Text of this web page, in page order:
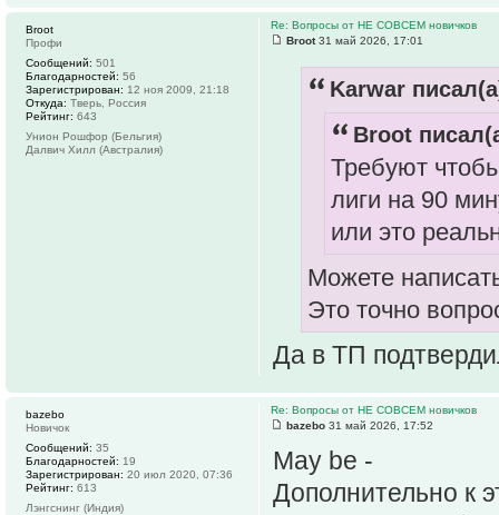
Re: Вопросы от НЕ СОВСЕМ новичков
Broot31 май 2026, 17:01
Karwar
Broot
Требуют
лиги на 90
или это
Можете
Это точно
Да в ТП
Broot
Профи
Сообщений: 501
Благодарностей: 56
Зарегистрирован: 12 ноя 2009, 21:18
Откуда: Тверь, Россия
Рейтинг: 643
Унион Рошфор (Бельгия)
Далвич Хилл (Австралия)
Re: Вопросы от НЕ СОВСЕМ новичков
bazebo 31 май 2026, 17:52
May be -
Дополнительно к
bazebo
Новичок
Сообщений: 35
Благодарностей: 19
Зарегистрирован: 20 июл 2020, 07:36
Рейтинг: 613
Лэнгснинг (Индия)